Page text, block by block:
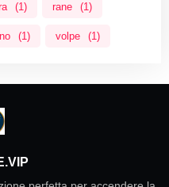
(1) rane (1)
(1) volpe (1)